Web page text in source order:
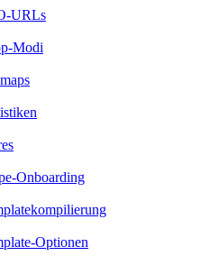
URLs
Modi
Onboarding
Optionen